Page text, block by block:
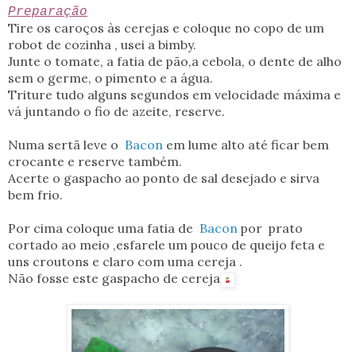
Preparação
Tire os caroços às cerejas e coloque no copo de um
robot de cozinha , usei a bimby.
Junte o tomate, a fatia de pão,a cebola, o dente de alho
sem o germe, o pimento e a água.
Triture tudo alguns segundos em velocidade máxima e
vá juntando o fio de azeite, reserve.
Numa sertã leve o Bacon em lume alto até ficar bem
crocante e reserve também.
Acerte o gaspacho ao ponto de sal desejado e sirva
bem frio.
Por cima coloque uma fatia de Bacon por prato
cortado ao meio ,esfarele um pouco de queijo feta e
uns croutons e claro com uma cereja .
Não fosse este gaspacho de cereja